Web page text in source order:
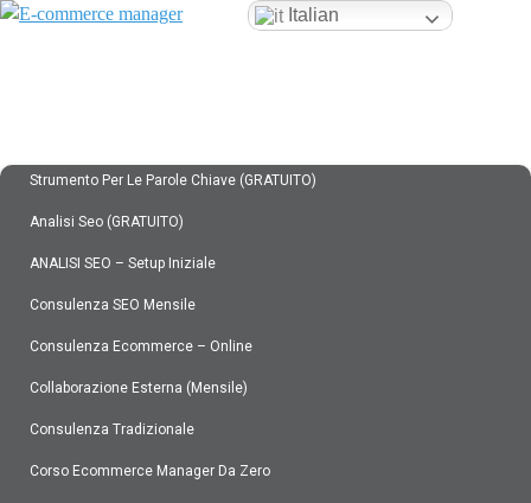
Strumento Per Le Parole Chiave (GRATUITO)
Analisi Seo (GRATUITO)
ANALISI SEO – Setup Iniziale
Consulenza SEO Mensile
Consulenza Ecommerce – Online
Collaborazione Esterna (mensile)
Consulenza Tradizionale
Corso Ecommerce Manager Da Zero
Italian